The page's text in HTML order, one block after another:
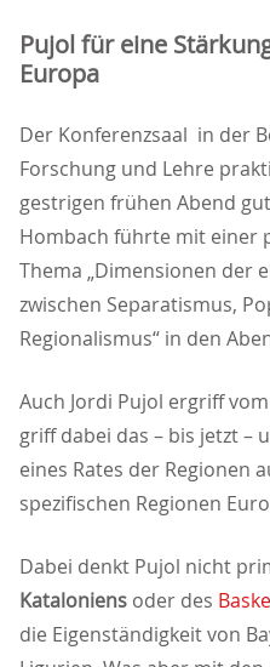
Pujol für eine
Europa
Der Konferenzsaal in der
Forschung und Lehre
gestrigen frühen Abend
Hombach führte mit einer
Thema „Dimensionen der
zwischen Separatismus,
Regionalismus“ in den
Auch Jordi Pujol ergriff
griff dabei das – bis jetzt –
eines Rates der Regionen
spezifischen Regionen
Dabei denkt Pujol nicht
Kataloniens oder des
die Eigenständigkeit von